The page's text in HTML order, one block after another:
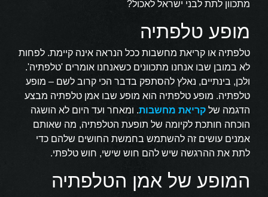
מתכוון לתת לבני ישראל לאכול?
מופע טלפתיה
טלפתיה או קריאת מחשבות ככל הנראה אינה קיימת. לפחות
לא במובן שבו אנחנו מתכוונים כשאנחנו אומרים 'טלפתיה'.
ולכן, בינתיים, נאלץ להסתפק בדבר הכי קרוב לשם – מופע
טלפתיה. מופע טלפתיה הוא מופע שבו אמן טלפתיה מבצע
הדגמה של קריאת מחשבות. ומאחר ועד היום לא הושגה
הוכחה חותכת לקיומה של תופעת הטלפתיה, מה שאותם
אמנים עושים זה להשתמש בחמשת החושים שלהם כדי
לתת את ההרגשה שיש להם חוש שישי, חוש טלפתי.
המופע של אמן הטלפתיה